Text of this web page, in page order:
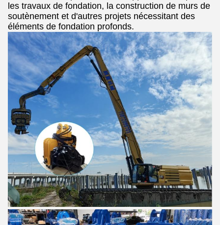
les travaux de fondation, la construction de murs de
soutènement et d'autres projets nécessitant des
éléments de fondation profonds.